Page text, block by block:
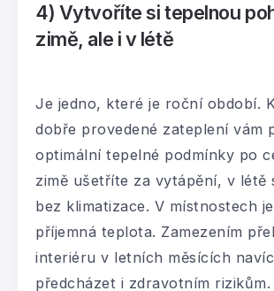
4) Vytvoříte si tepelnou
zimě, ale i v létě
Je jedno, které je roční období.
dobře provedené zateplení vám
optimální tepelné podmínky po
zimě ušetříte za vytápění, v létě
bez klimatizace. V místnostech
příjemná teplota. Zamezením
interiéru v letních měsících
předcházet i zdravotním rizikům.